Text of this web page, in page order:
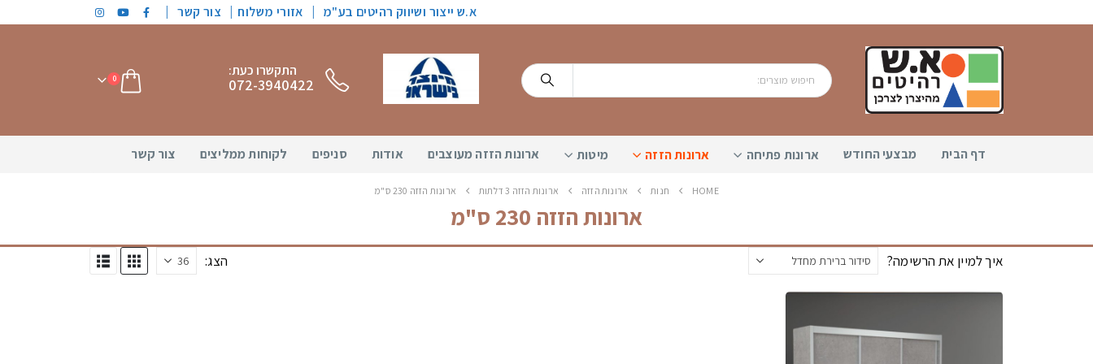
א.ש ייצור ושיווק רהיטים בע"מ | אזורי משלוח צור קשר |
התקשרו כעת:
072-3940422
0
דף הבית מבצעי החודש ארונות פתיחה ארונות הזזה מיטות ארונות הזזה מעוצבים אודות סניפים לקוחות ממליצים צור קשר
HOME חנות ארונות הזזה ארונות הזזה 3 דלתות ארונות הזזה 230 ס"מ
ארונות הזזה 230 ס"מ
איך למיין את הרשימה? הצג: